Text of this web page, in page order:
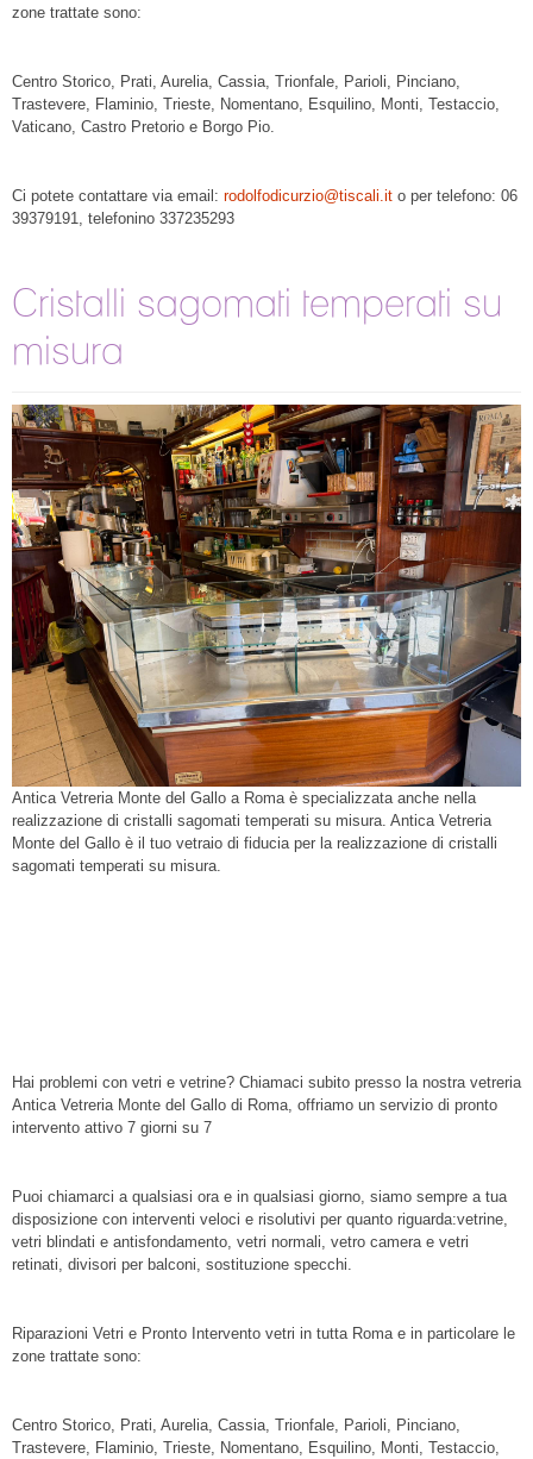
zone trattate sono:
Centro Storico, Prati, Aurelia, Cassia, Trionfale, Parioli, Pinciano,
Trastevere, Flaminio, Trieste, Nomentano, Esquilino, Monti, Testaccio,
Vaticano, Castro Pretorio e Borgo Pio.
Ci potete contattare via email: rodolfodicurzio@tiscali.it o per telefono: 06
39379191, telefonino 337235293
Cristalli sagomati temperati su
misura
Antica Vetreria Monte del Gallo a Roma è specializzata anche nella
realizzazione di cristalli sagomati temperati su misura. Antica Vetreria
Monte del Gallo è il tuo vetraio di fiducia per la realizzazione di cristalli
sagomati temperati su misura.
Hai problemi con vetri e vetrine? Chiamaci subito presso la nostra vetreria
Antica Vetreria Monte del Gallo di Roma, offriamo un servizio di pronto
intervento attivo 7 giorni su 7
Puoi chiamarci a qualsiasi ora e in qualsiasi giorno, siamo sempre a tua
disposizione con interventi veloci e risolutivi per quanto riguarda:vetrine,
vetri blindati e antisfondamento, vetri normali, vetro camera e vetri
retinati, divisori per balconi, sostituzione specchi.
Riparazioni Vetri e Pronto Intervento vetri in tutta Roma e in particolare le
zone trattate sono:
Centro Storico, Prati, Aurelia, Cassia, Trionfale, Parioli, Pinciano,
Trastevere, Flaminio, Trieste, Nomentano, Esquilino, Monti, Testaccio,